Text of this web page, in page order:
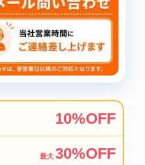
10%OFF
最大30%OFF